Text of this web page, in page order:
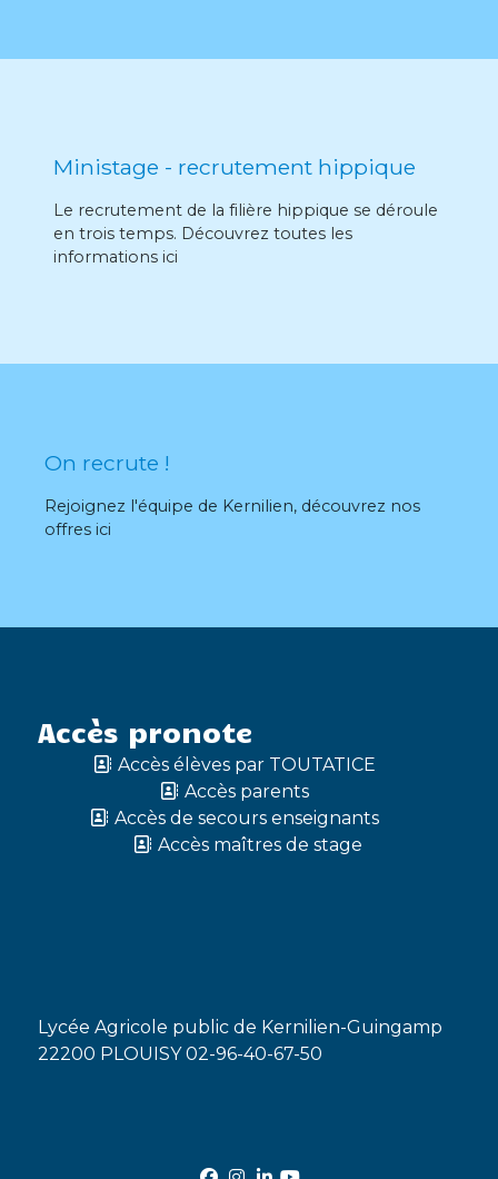
Ministage - recrutement hippique
Le recrutement de la filière hippique se déroule
en trois temps. Découvrez toutes les
informations ici
On recrute !
Rejoignez l'équipe de Kernilien, découvrez nos
offres ici
Accès pronote
Accès élèves par TOUTATICE
Accès parents
Accès de secours enseignants
Accès maîtres de stage
Lycée Agricole public de Kernilien-Guingamp
22200 PLOUISY 02-96-40-67-50